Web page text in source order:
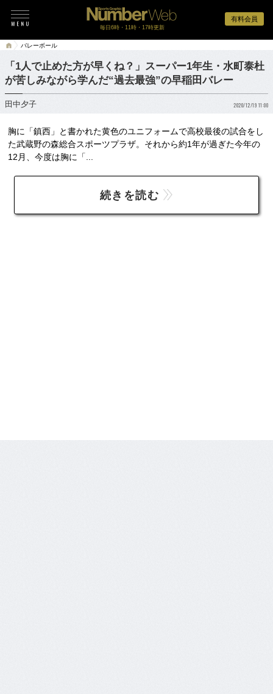
有料会員
毎日6時・11時・17時更新
バレーボール
「1人で止めた方が早くね？」スーパー1年生・水町泰杜
が苦しみながら学んだ“過去最強”の早稲田バレー
田中夕子 2020/12/19 11:00
胸に「鎮西」と書かれた黄色のユニフォームで高校最後の試合をし
た武蔵野の森総合スポーツプラザ。それから約1年が過ぎた今年の
12月、今度は胸に「...
続きを読む